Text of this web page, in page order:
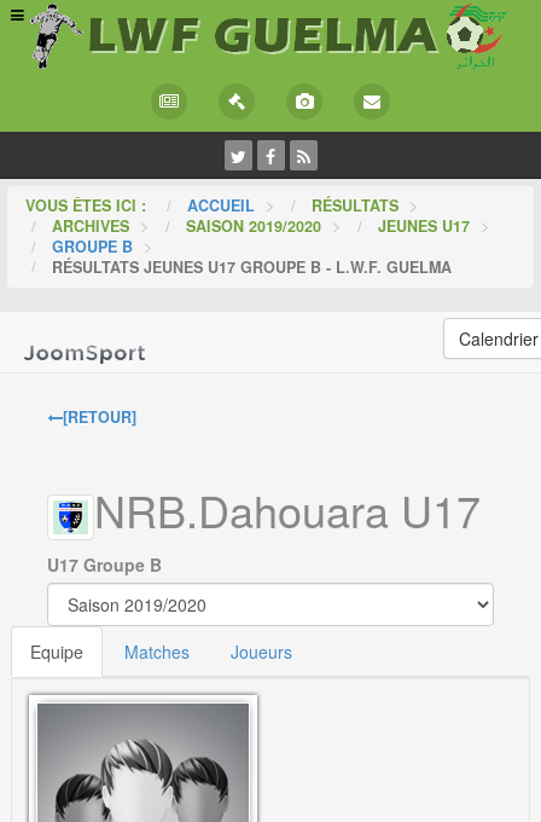
VOUS ÊTES ICI : ACCUEIL > RÉSULTATS >
ARCHIVES > SAISON 2019/2020 > JEUNES U17 >
GROUPE B >
RÉSULTATS JEUNES U17 GROUPE B - L.W.F. GUELMA
Calendrier
[RETOUR]
NRB.Dahouara U17
U17 Groupe B
Equipe Matches Joueurs